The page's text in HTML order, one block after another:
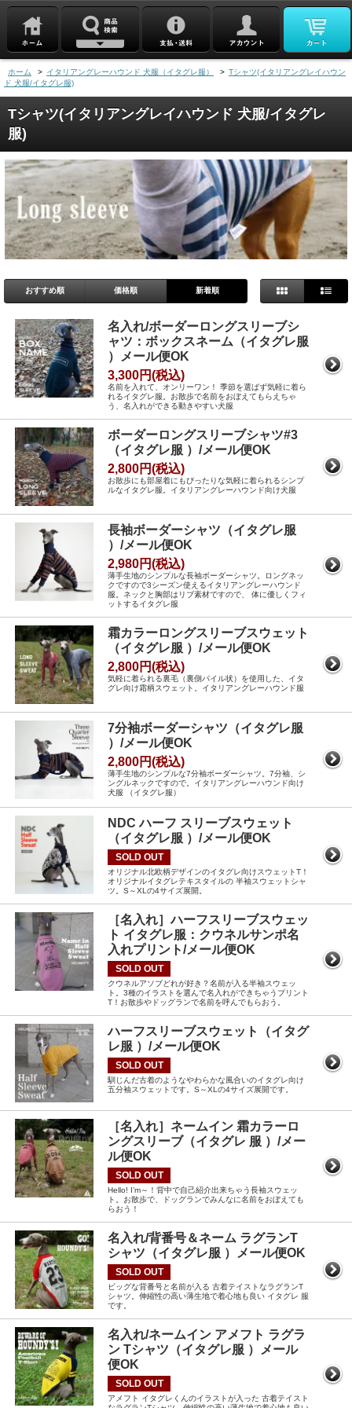
ホーム > イタリアングレーハウンド 犬服（イタグレ服） > Tシャツ(イタリアングレイハウン
ド 犬服/イタグレ服)
Tシャツ(イタリアングレイハウンド 犬服/イタグレ
服)
おすすめ順 価格順 新着順
名入れ/ボーダーロングスリーブシ
ャツ：ボックスネーム（イタグレ服
）メール便OK
3,300円(税込)
名前を入れて、オンリーワン！ 季節を選ばず気軽に着ら
れるイタグレ服。お散歩で名前をおぼえてもらえちゃ
う、名入れができる動きやすい犬服
ボーダーロングスリーブシャツ#3
（イタグレ服 ）/メール便OK
2,800円(税込)
お散歩にも部屋着にもぴったりな気軽に着られるシンプ
ルなイタグレ服。イタリアングレーハウンド向け犬服
長袖ボーダーシャツ（イタグレ服
）/メール便OK
2,980円(税込)
薄手生地のシンプルな長袖ボーダーシャツ。ロングネッ
クですので3シーズン使えるイタリアングレーハウンド
服。ネックと胸部はリブ素材ですので、 体に優しくフィ
ットするイタグレ服
霜カラーロングスリーブスウェット
（イタグレ服 ）/メール便OK
2,800円(税込)
気軽に着られる裏毛（裏側パイル状）を使用した、イタ
グレ向け霜柄スウェット。イタリアングレーハウンド服
7分袖ボーダーシャツ（イタグレ服
）/メール便OK
2,800円(税込)
薄手生地のシンプルな7分袖ボーダーシャツ。7分袖、シ
ングルネックですので。イタリアングレーハウンド向け
犬服 （イタグレ服）
NDC ハーフ スリーブスウェット
（イタグレ服 ）/メール便OK
SOLD OUT
オリジナル北欧柄デザインのイタグレ向けスウェットT！
オリジナルイタグレテキスタイルの 半袖スウェットシャ
ツ。S～XLの4サイズ展開。
［名入れ］ハーフスリーブスウェッ
ト イタグレ服：クウネルサンポ名
入れプリント/メール便OK
SOLD OUT
クウネルアソブどれが好き？名前が入る半袖スウェッ
ト。3種のイラストを選んで名入れができちゃうプリント
T！お散歩やドッグランで名前を呼んでもらおう。
ハーフスリーブスウェット（イタグ
レ服 ）/メール便OK
SOLD OUT
馴じんだ古着のようなやわらかな風合いのイタグレ向け
五分袖スウェットです。S～XLの4サイズ展開です。
［名入れ］ネームイン 霜カラーロ
ングスリーブ（イタグレ 服 ）/メー
ル便OK
SOLD OUT
Hello! I’m～！背中で自己紹介出来ちゃう長袖スウェッ
ト。お散歩で、ドッグランでみんなに名前をおぼえても
らおう！
名入れ/背番号＆ネーム ラグランT
シャツ（イタグレ服 ）メール便OK
SOLD OUT
ビッグな背番号と名前が入る 古着テイストなラグランT
シャツ。伸縮性の高い薄生地で着心地も良い イタグレ 服
です。
名入れ/ネームイン アメフト ラグラ
ン Tシャツ（イタグレ服 ）メール
便OK
SOLD OUT
アメフト イタグレくんのイラストが入った 古着テイスト